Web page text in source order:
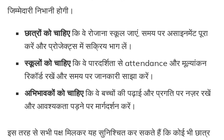
जिम्मेदारी निभानी होगी।
छात्रों को चाहिएकि वे रोजाना स्कूल जाएं, समय पर असाइनमेंट पूरा
करें और प्रोजेक्ट्स में सक्रिय भाग लें।
स्कूलों को चाहिएकि वे पारदर्शिता से attendance और मूल्यांकन
रिकॉर्ड रखें और समय पर जानकारी साझा करें।
अभिभावकों को चाहिएकि वे बच्चों की पढ़ाई और प्रगति पर नज़र रखें
और आवश्यकता पड़ने पर मार्गदर्शन करें।
इस तरह से सभी पक्ष मिलकर यह सुनिश्चित कर सकते हैं कि कोई भी छात्र